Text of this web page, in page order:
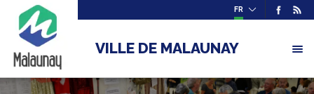
FR
VILLE DE MALAUNAY